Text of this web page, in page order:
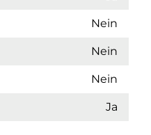
Nein
Nein
Nein
Ja